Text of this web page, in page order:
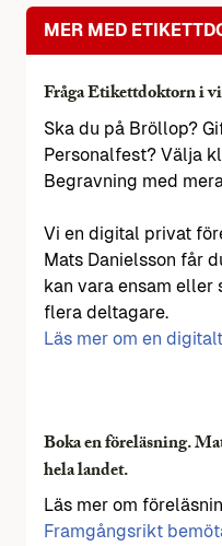
MER MED
Fråga Etikettdoktorn i
Ska du på Bröllop?
Personalfest? Välja
Begravning med
Vi en digital privat
Mats Danielsson får
kan vara ensam eller
flera deltagare.
Läs mer om en
Boka en föreläsning.
hela landet.
Läs mer om
Framgångsrikt